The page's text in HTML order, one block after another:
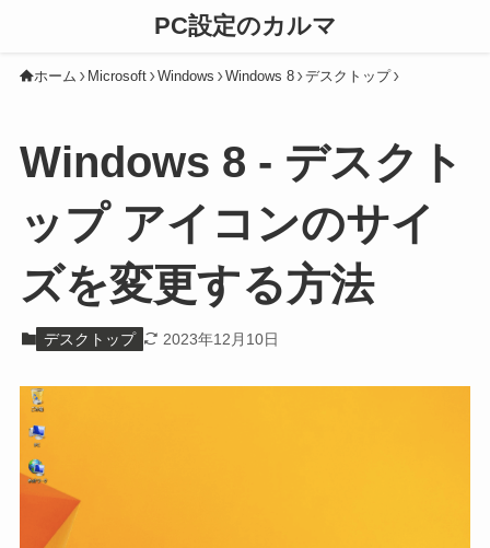
PC設定のカルマ
ホーム Microsoft Windows Windows 8 デスクトップ
Windows 8 - デスクト
ップ アイコンのサイ
ズを変更する方法
デスクトップ 2023年12月10日